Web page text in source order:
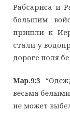
Рабсариса и
большим
пришли к
стали у
дороге поля
Мар.9:3
весьма
не может